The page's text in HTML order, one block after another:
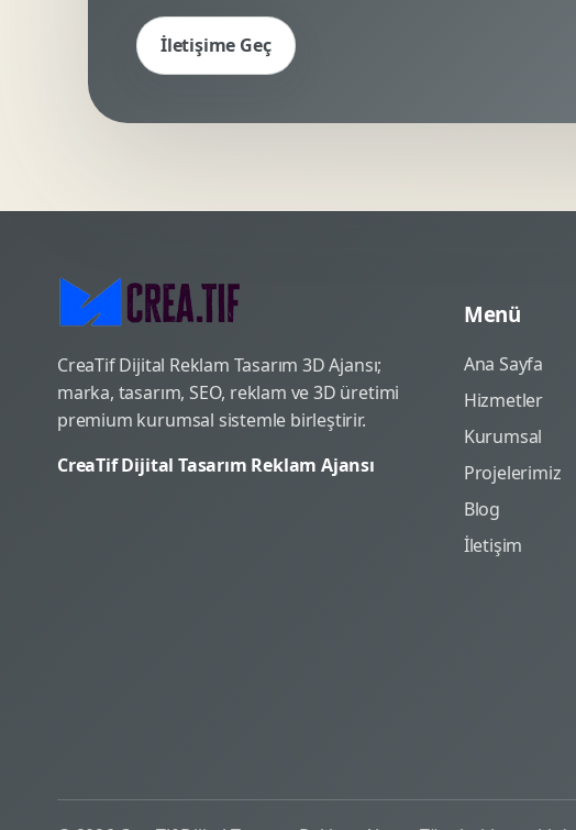
İletişime Geç
CreaTif Dijital Reklam Tasarım 3D Ajansı;
marka, tasarım, SEO, reklam ve 3D üretimi
premium kurumsal sistemle birleştirir.
CreaTif Dijital Tasarım Reklam Ajansı
Menü
Ana Sayfa
Hizmetler
Kurumsal
Projelerimiz
Blog
İletişim